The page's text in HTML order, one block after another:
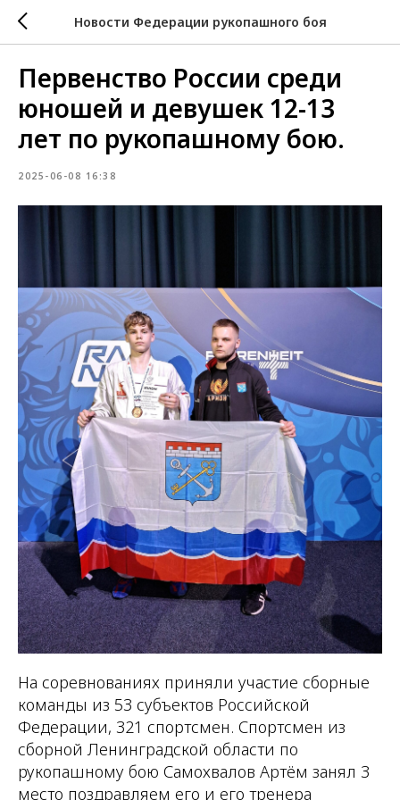
Новости Федерации рукопашного боя
Первенство России среди
юношей и девушек 12-13
лет по рукопашному бою.
2025-06-08 16:38
На соревнованиях приняли участие сборные
команды из 53 субъектов Российской
Федерации, 321 спортсмен. Спортсмен из
сборной Ленинградской области по
рукопашному бою Самохвалов Артём занял 3
место поздравляем его и его тренера